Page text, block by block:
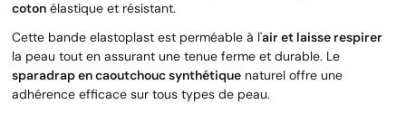
coton élastique et résistant.
Cette bande elastoplast est perméable à l'air et laisse respirer
la peau tout en assurant une tenue ferme et durable. Le
sparadrap en caoutchouc synthétique naturel offre une
adhérence efficace sur tous types de peau.